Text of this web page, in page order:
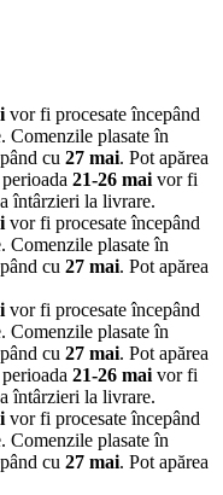
vor fi procesate începând
Comenzile plasate în
cu 27 mai. Pot apărea
21-26 mai vor fi
întârzieri la livrare.
vor fi procesate începând
Comenzile plasate în
cu 27 mai. Pot apărea
vor fi procesate începând
Comenzile plasate în
cu 27 mai. Pot apărea
21-26 mai vor fi
întârzieri la livrare.
vor fi procesate începând
Comenzile plasate în
cu 27 mai. Pot apărea